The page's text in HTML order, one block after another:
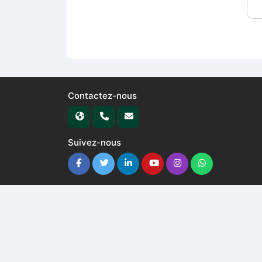
Contactez-nous
Suivez-nous